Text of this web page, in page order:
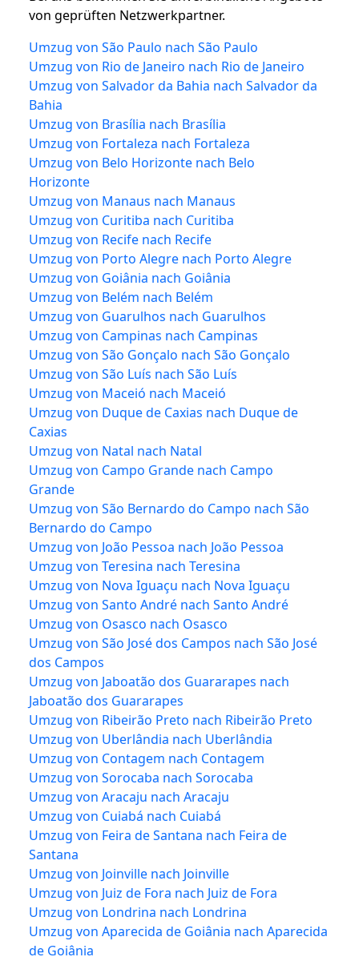
von geprüften Netzwerkpartner.
Umzug von São Paulo nach São Paulo
Umzug von Rio de Janeiro nach Rio de Janeiro
Umzug von Salvador da Bahia nach Salvador da
Bahia
Umzug von Brasília nach Brasília
Umzug von Fortaleza nach Fortaleza
Umzug von Belo Horizonte nach Belo
Horizonte
Umzug von Manaus nach Manaus
Umzug von Curitiba nach Curitiba
Umzug von Recife nach Recife
Umzug von Porto Alegre nach Porto Alegre
Umzug von Goiânia nach Goiânia
Umzug von Belém nach Belém
Umzug von Guarulhos nach Guarulhos
Umzug von Campinas nach Campinas
Umzug von São Gonçalo nach São Gonçalo
Umzug von São Luís nach São Luís
Umzug von Maceió nach Maceió
Umzug von Duque de Caxias nach Duque de
Caxias
Umzug von Natal nach Natal
Umzug von Campo Grande nach Campo
Grande
Umzug von São Bernardo do Campo nach São
Bernardo do Campo
Umzug von João Pessoa nach João Pessoa
Umzug von Teresina nach Teresina
Umzug von Nova Iguaçu nach Nova Iguaçu
Umzug von Santo André nach Santo André
Umzug von Osasco nach Osasco
Umzug von São José dos Campos nach São José
dos Campos
Umzug von Jaboatão dos Guararapes nach
Jaboatão dos Guararapes
Umzug von Ribeirão Preto nach Ribeirão Preto
Umzug von Uberlândia nach Uberlândia
Umzug von Contagem nach Contagem
Umzug von Sorocaba nach Sorocaba
Umzug von Aracaju nach Aracaju
Umzug von Cuiabá nach Cuiabá
Umzug von Feira de Santana nach Feira de
Santana
Umzug von Joinville nach Joinville
Umzug von Juiz de Fora nach Juiz de Fora
Umzug von Londrina nach Londrina
Umzug von Aparecida de Goiânia nach Aparecida
de Goiânia